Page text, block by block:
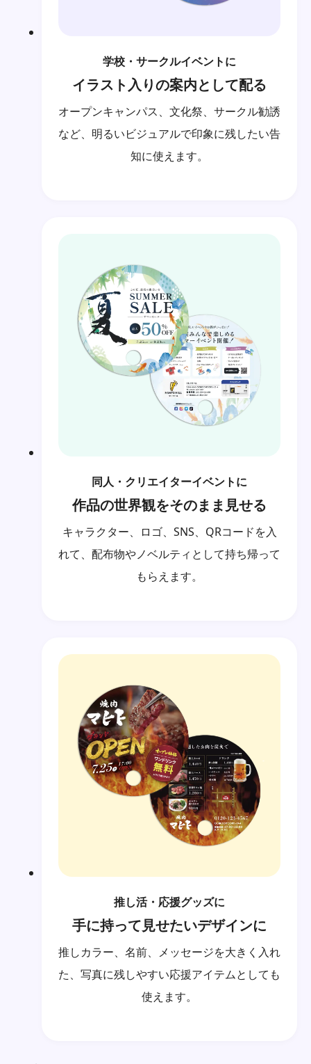
学校・サークルイベントに
イラスト入りの案内として配る
オープンキャンパス、文化祭、サークル勧誘
など、明るいビジュアルで印象に残したい告
知に使えます。
同人・クリエイターイベントに
作品の世界観をそのまま見せる
キャラクター、ロゴ、SNS、QRコードを入
れて、配布物やノベルティとして持ち帰って
もらえます。
推し活・応援グッズに
手に持って見せたいデザインに
推しカラー、名前、メッセージを大きく入れ
た、写真に残しやすい応援アイテムとしても
使えます。